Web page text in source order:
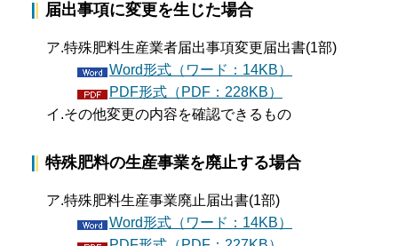
届出事項に変更を生じた場合
ア.特殊肥料生産業者届出事項変更届出書(1部)
Word形式（ワード：14KB）
PDF形式（PDF：228KB）
イ.その他変更の内容を確認できるもの
特殊肥料の生産事業を廃止する場合
ア.特殊肥料生産事業廃止届出書(1部)
Word形式（ワード：14KB）